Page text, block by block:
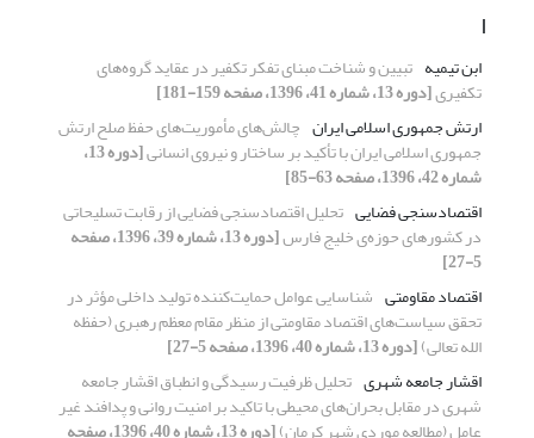
ا
ابن تیمیه تبیین و شناخت مبنای تفکر تکفیر در عقاید گروه‌های
تکفیری[دوره 13، شماره 41، 1396، صفحه 159-181]
ارتش جمهوری اسلامی ایران چالش‌های مأموریت‌های حفظ صلح ارتش
جمهوری اسلامی ایران با تأکید بر ساختار و نیروی انسانی [دوره 13،
شماره 42، 1396، صفحه 63-85]
اقتصادسنجی فضایی تحلیل اقتصادسنجی فضایی از رقابت تسلیحاتی
در کشورهای حوزه‌ی خلیج فارس [دوره 13، شماره 39، 1396، صفحه
5-27]
اقتصاد مقاومتی شناسایی عوامل حمایت‌کننده تولید داخلی مؤثر در
تحقق سیاست‌های اقتصاد مقاومتی از منظر مقام معظم رهبری (حفظه
الله تعالی)[دوره 13، شماره 40، 1396، صفحه 5-27]
اقشار جامعه شهری تحلیل ظرفیت رسیدگی و انطباق اقشار جامعه
شهری در مقابل بحران‌های محیطی با تاکید بر امنیت روانی و پدافند غیر
عامل (مطالعه موردی شهر کرمان) [دوره 13، شماره 40، 1396، صفحه